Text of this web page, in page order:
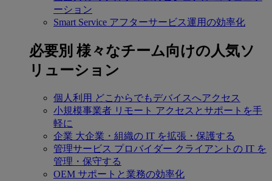
ーション
Smart Service アフターサービス運用の効率化
必要別 様々なチーム向けの人気ソ
リューション
個人利用 どこからでもデバイスへアクセス
小規模事業者 リモート アクセスとサポートを手
軽に
企業 大企業・組織の IT を拡張・保護する
管理サービス プロバイダー クライアントの IT を
管理・保守する
OEM サポートと業務の効率化